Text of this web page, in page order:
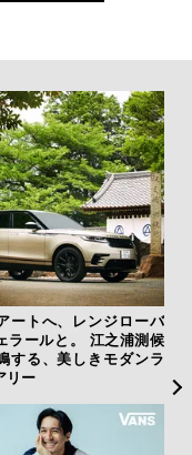
ートへ、レンジローバ
ラールと。 江之浦測候
する、美しきモダンラ
リー